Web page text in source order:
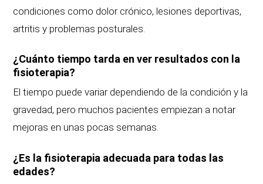
condiciones como dolor crónico, lesiones deportivas,
artritis y problemas posturales.
¿Cuánto tiempo tarda en ver resultados con la
fisioterapia?
El tiempo puede variar dependiendo de la condición y la
gravedad, pero muchos pacientes empiezan a notar
mejoras en unas pocas semanas.
¿Es la fisioterapia adecuada para todas las
edades?